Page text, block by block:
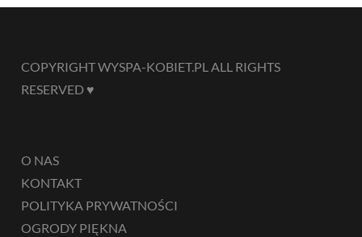
COPYRIGHT WYSPA-KOBIET.PL ALL RIGHTS
RESERVED ♥
O NAS
KONTAKT
POLITYKA PRYWATNOŚCI
OGRODY PIĘKNA